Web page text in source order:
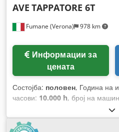
Fumane (Verona) 978 km
AVE TAPPATORE 6T
цената
Состојба: половен, Година на
часови: 10.000 h, број на